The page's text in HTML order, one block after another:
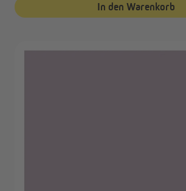
In den Warenkorb